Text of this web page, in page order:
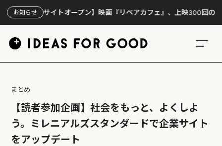
お知らせ
設サイトオープン】映画『リペアカフェ』、上映300回の先で見えて
まとめ
【読者参加企画】社会をもっと、よくしよ
う。ミレニアルズスタンダードで企業サイト
をアップデート